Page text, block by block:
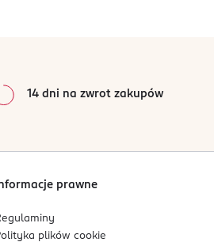
od najnowszej
14 dni na zwrot zakupów
prawne
plikówcookie